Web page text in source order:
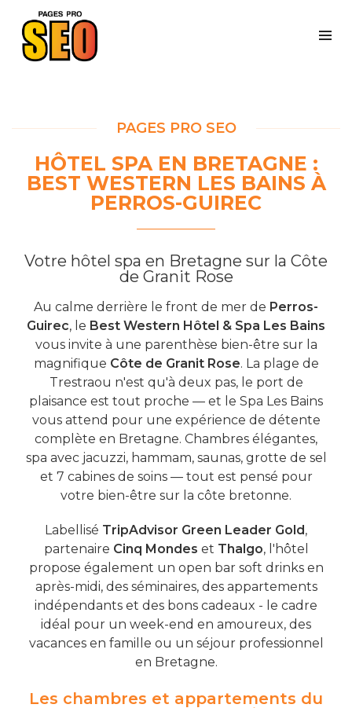
PAGES PRO SEO
HÔTEL SPA EN BRETAGNE :
BEST WESTERN LES BAINS À
PERROS-GUIREC
Votre hôtel spa en Bretagne sur la Côte
de Granit Rose
Au calme derrière le front de mer de Perros-
Guirec, le Best Western Hôtel & Spa Les Bains
vous invite à une parenthèse bien-être sur la
magnifique Côte de Granit Rose. La plage de
Trestraou n'est qu'à deux pas, le port de
plaisance est tout proche — et le Spa Les Bains
vous attend pour une expérience de détente
complète en Bretagne. Chambres élégantes,
spa avec jacuzzi, hammam, saunas, grotte de sel
et 7 cabines de soins — tout est pensé pour
votre bien-être sur la côte bretonne.
Labellisé TripAdvisor Green Leader Gold,
partenaire Cinq Mondes et Thalgo, l'hôtel
propose également un open bar soft drinks en
après-midi, des séminaires, des appartements
indépendants et des bons cadeaux - le cadre
idéal pour un week-end en amoureux, des
vacances en famille ou un séjour professionnel
en Bretagne.
Les chambres et appartements du